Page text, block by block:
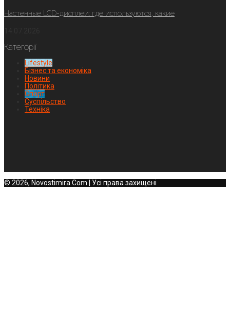
Настенные LCD-дисплеи: где используются, какие
Категорії
Lifestyle
Бізнес та економіка
Новини
Політика
Спорт
Суспільство
Техніка
© 2026, Novostimira.Com | Усі права захищені